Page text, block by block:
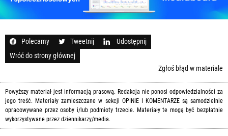
Polecamy Tweetnij
Udostępnij
Wróć do strony głównej
Zgłoś błąd w materiale
Powyższy materiał jest informacją prasową. Redakcja nie ponosi odpowiedzialności za
jego treść. Materiały zamieszczane w sekcji OPINIE I KOMENTARZE są samodzielnie
opracowywane przez osoby i/lub podmioty trzecie. Materiały te mogą być bezpłatnie
wykorzystywane przez dziennikarzy/media.